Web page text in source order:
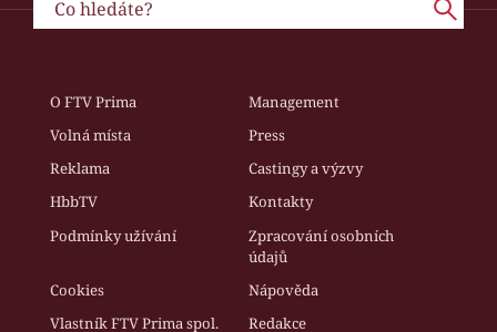
O FTV Prima
Management
Volná místa
Press
Reklama
Castingy a výzvy
HbbTV
Kontakty
Podmínky užívání
Zpracování osobních
údajů
Cookies
Nápověda
Vlastník FTV Prima spol.
Redakce